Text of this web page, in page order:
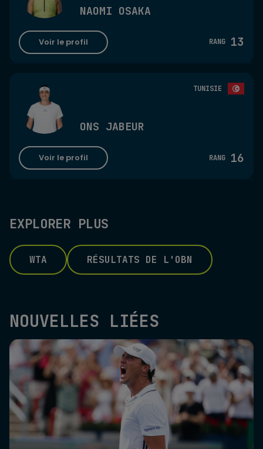
NAOMI OSAKA
Voir le profil RANG 13
TUNISIE
ONS JABEUR
Voir le profil RANG 16
EXPLORER PLUS
WTA RÉSULTATS DE L'OBN
NOUVELLES LIÉES